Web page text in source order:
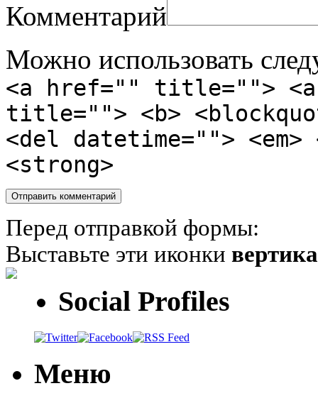
Комментарий
Можно использовать
<a href="" title="">
title=""> <b>
<del datetime="">
<strong>
Перед отправкой формы:
Выставьте эти иконки
Social Profiles
Меню